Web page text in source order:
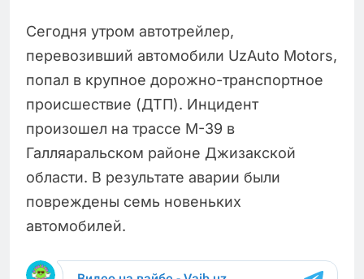
Сегодня утром автотрейлер,
перевозивший автомобили UzAuto Motors,
попал в крупное дорожно-транспортное
происшествие (ДТП). Инцидент
произошел на трассе М-39 в
Галляаральском районе Джизакской
области. В результате аварии были
повреждены семь новеньких
автомобилей.